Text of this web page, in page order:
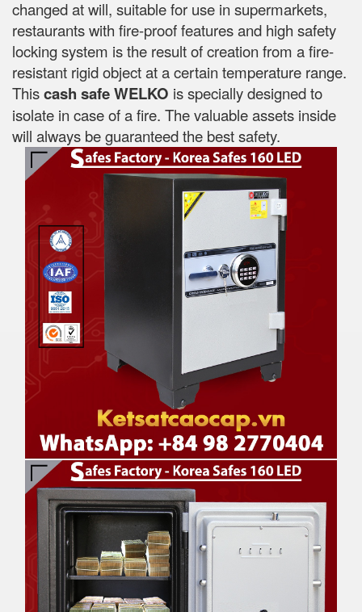
changed at will, suitable for use in supermarkets,
restaurants with fire-proof features and high safety
locking system is the result of creation from a fire-
resistant rigid object at a certain temperature range.
Thiscash safe WELKO is specially designed to
isolate in case of a fire. The valuable assets inside
will always be guaranteed the best safety.